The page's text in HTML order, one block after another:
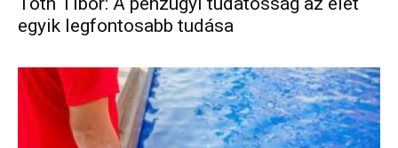
egyik legfontosabb tudása